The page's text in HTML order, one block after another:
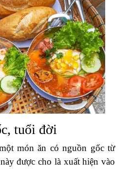
tuổi đời
món ăn có nguồn gốc từ
được cho là xuất hiện vào